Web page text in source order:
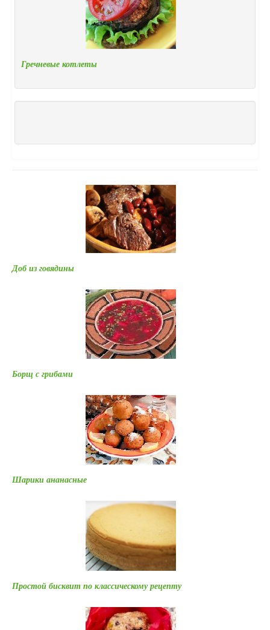
Гречневые котлеты
Доб из говядины
Борщ с грибами
Шарики ананасные
Простой бисквит по классическому рецепту